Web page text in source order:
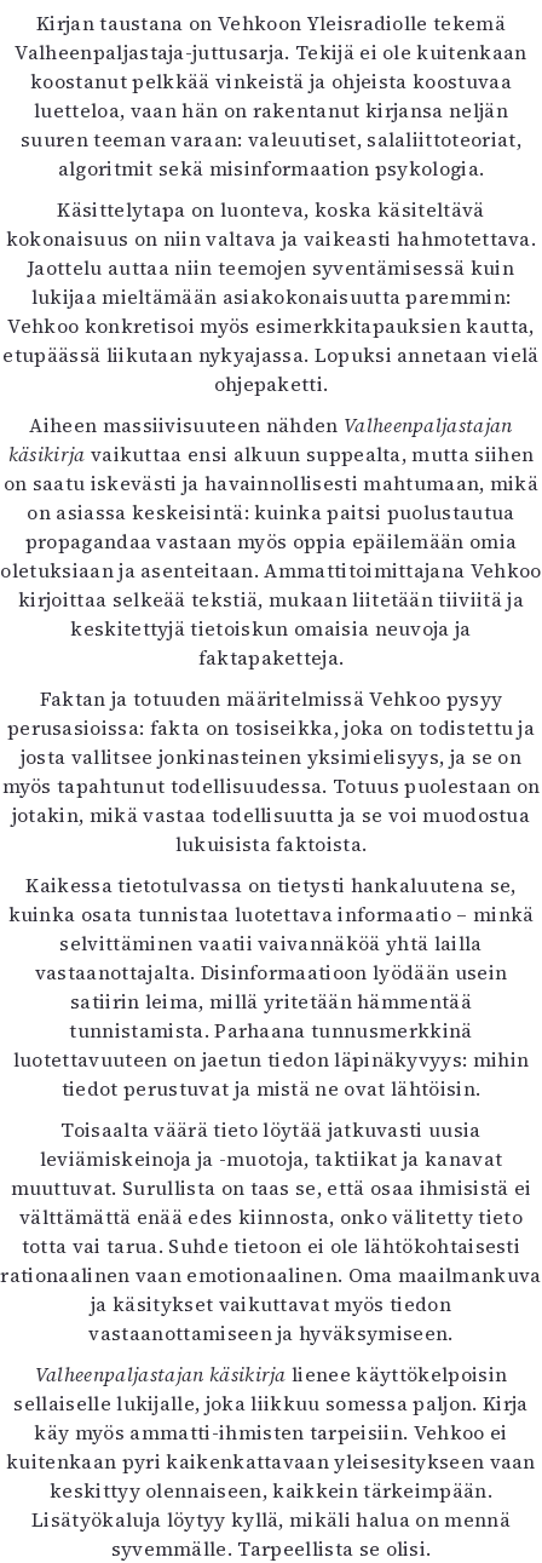
5/2025
Lehtiarkisto
Info
Tilaus ja irtonumerot
Yhteistyössä
Toimitus
Mediatiedot
Kaltio ry
Kirjan taustana on Vehkoon Yleisradiolle tekemä
Valheenpaljastaja-juttusarja. Tekijä ei ole kuitenkaan
koostanut pelkkää vinkeistä ja ohjeista koostuvaa
luetteloa, vaan hän on rakentanut kirjansa neljän
suuren teeman varaan: valeuutiset, salaliittoteoriat,
algoritmit sekä misinformaation psykologia.
Käsittelytapa on luonteva, koska käsiteltävä
kokonaisuus on niin valtava ja vaikeasti hahmotettava.
Jaottelu auttaa niin teemojen syventämisessä kuin
lukijaa mieltämään asiakokonaisuutta paremmin:
Vehkoo konkretisoi myös esimerkkitapauksien kautta,
etupäässä liikutaan nykyajassa. Lopuksi annetaan vielä
ohjepaketti.
Aiheen massiivisuuteen nähden Valheenpaljastajan
käsikirja vaikuttaa ensi alkuun suppealta, mutta siihen
on saatu iskevästi ja havainnollisesti mahtumaan, mikä
on asiassa keskeisintä: kuinka paitsi puolustautua
propagandaa vastaan myös oppia epäilemään omia
oletuksiaan ja asenteitaan. Ammattitoimittajana Vehkoo
kirjoittaa selkeää tekstiä, mukaan liitetään tiiviitä ja
keskitettyjä tietoiskun omaisia neuvoja ja
faktapaketteja.
Faktan ja totuuden määritelmissä Vehkoo pysyy
perusasioissa: fakta on tosiseikka, joka on todistettu ja
josta vallitsee jonkinasteinen yksimielisyys, ja se on
myös tapahtunut todellisuudessa. Totuus puolestaan on
jotakin, mikä vastaa todellisuutta ja se voi muodostua
lukuisista faktoista.
Kaikessa tietotulvassa on tietysti hankaluutena se,
kuinka osata tunnistaa luotettava informaatio – minkä
selvittäminen vaatii vaivannäköä yhtä lailla
vastaanottajalta. Disinformaatioon lyödään usein
satiirin leima, millä yritetään hämmentää
tunnistamista. Parhaana tunnusmerkkinä
luotettavuuteen on jaetun tiedon läpinäkyvyys: mihin
tiedot perustuvat ja mistä ne ovat lähtöisin.
Toisaalta väärä tieto löytää jatkuvasti uusia
leviämiskeinoja ja -muotoja, taktiikat ja kanavat
muuttuvat. Surullista on taas se, että osaa ihmisistä ei
välttämättä enää edes kiinnosta, onko välitetty tieto
totta vai tarua. Suhde tietoon ei ole lähtökohtaisesti
rationaalinen vaan emotionaalinen. Oma maailmankuva
ja käsitykset vaikuttavat myös tiedon
vastaanottamiseen ja hyväksymiseen.
Valheenpaljastajan käsikirja lienee käyttökelpoisin
sellaiselle lukijalle, joka liikkuu somessa paljon. Kirja
käy myös ammatti-ihmisten tarpeisiin. Vehkoo ei
kuitenkaan pyri kaikenkattavaan yleisesitykseen vaan
keskittyy olennaiseen, kaikkein tärkeimpään.
Lisätyökaluja löytyy kyllä, mikäli halua on mennä
syvemmälle. Tarpeellista se olisi.